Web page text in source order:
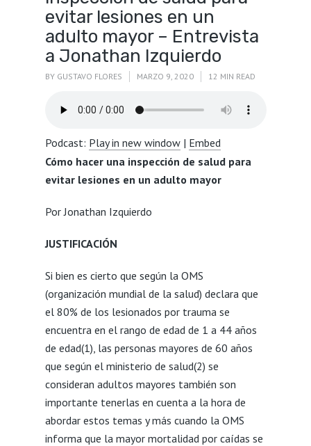
evitar lesiones en un
adulto mayor – Entrevista
a Jonathan Izquierdo
BY GUSTAVO FLORES MARZO 9, 2020 12 MIN READ
Podcast: Play in new window| Embed
Cómo hacer una inspección de salud para
evitar lesiones en un adulto mayor
Por Jonathan Izquierdo
JUSTIFICACIÓN
Si bien es cierto que según la OMS
(organización mundial de la salud) declara que
el 80% de los lesionados por trauma se
encuentra en el rango de edad de 1 a 44 años
de edad(1), las personas mayores de 60 años
que según el ministerio de salud(2) se
consideran adultos mayores también son
importante tenerlas en cuenta a la hora de
abordar estos temas y más cuando la OMS
informa que la mayor mortalidad por caídas se